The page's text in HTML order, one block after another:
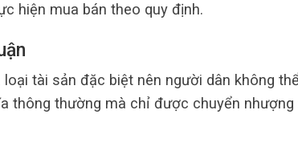
hiện mua bán theo quy định.
tài sản đặc biệt nên người dân không
thông thường mà chỉ được chuyển